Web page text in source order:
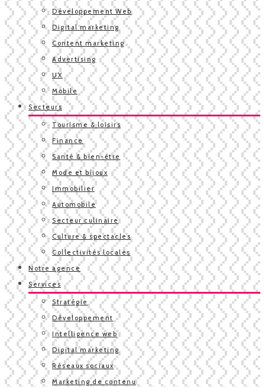
Développement Web
Digital marketing
Content marketing
Advertising
UX
Mobile
Secteurs
Tourisme & loisirs
Finance
Santé & bien-être
Mode et bijoux
Immobilier
Automobile
Secteur culinaire
Culture & spectacles
Collectivités locales
Notre agence
Services
Stratégie
Développement
Intelligence web
Digital marketing
Réseaux sociaux
Marketing de contenu